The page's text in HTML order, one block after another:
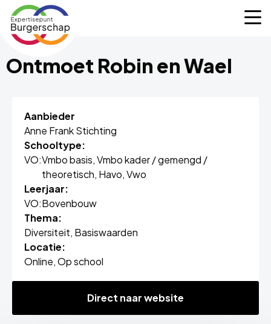
Expertisepunt
Burgerschap
Ontmoet Robin en Wael
Aanbieder
Anne Frank Stichting
Schooltype:
VO:Vmbo basis,Vmbo kader / gemengd /
theoretisch, Havo,Vwo
Leerjaar:
VO:Bovenbouw
Thema:
Diversiteit, Basiswaarden
Locatie:
Online,Op school
Direct naar website